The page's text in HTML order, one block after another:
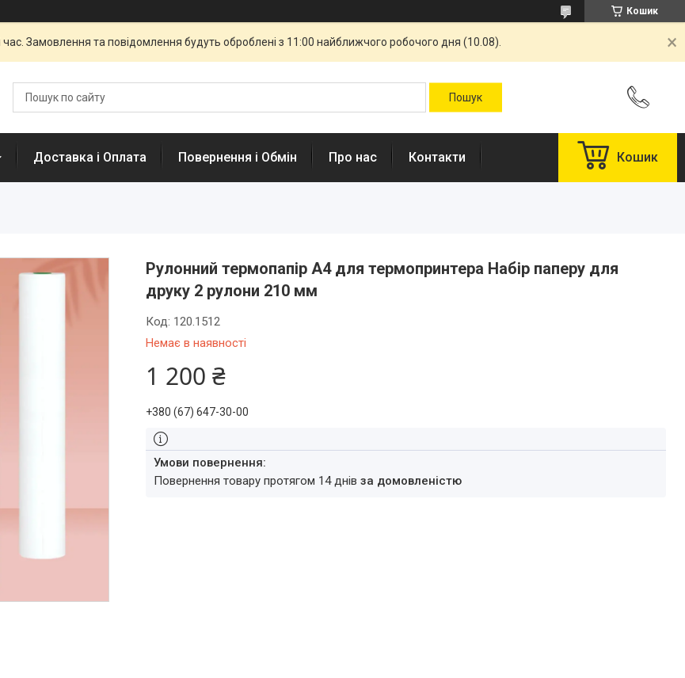
Кошик
час. Замовлення та повідомлення будуть оброблені з 11:00 найближчого робочого дня (10.08).
Доставка і Оплата Повернення і Обмін Про нас Контакти Кошик
Рулонний термопапір А4 для термопринтера Набір паперу для
друку 2 рулони 210 мм
Немає в наявності
Код: 120.1512
1 200 ₴
+380 (67) 647-30-00
повернення товару протягом 14 днів за домовленістю